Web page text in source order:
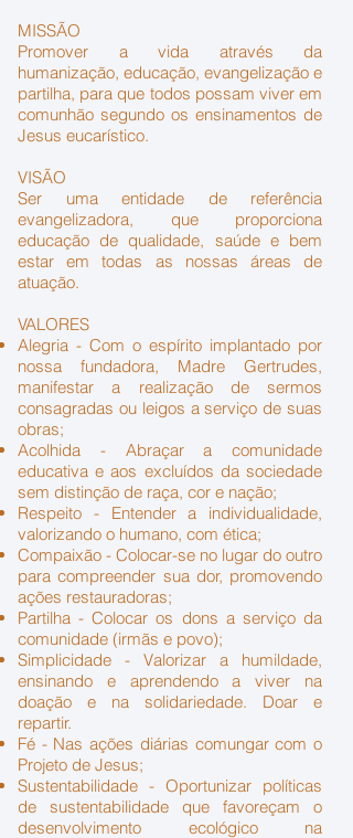
MISSÃO
Promover a vida através da
humanização, educação, evangelização e
partilha, para que todos possam viver em
comunhão segundo os ensinamentos de
Jesus eucarístico.
VISÃO
Ser uma entidade de referência
evangelizadora, que proporciona
educação de qualidade, saúde e bem
estar em todas as nossas áreas de
atuação.
VALORES
Alegria - Com o espírito implantado por
nossa fundadora, Madre Gertrudes,
manifestar a realização de sermos
consagradas ou leigos a serviço de suas
obras;
Acolhida - Abraçar a comunidade
educativa e aos excluídos da sociedade
sem distinção de raça, cor e nação;
Respeito - Entender a individualidade,
valorizando o humano, com ética;
Compaixão - Colocar-se no lugar do outro
para compreender sua dor, promovendo
ações restauradoras;
Partilha - Colocar os dons a serviço da
comunidade (irmãs e povo);
Simplicidade - Valorizar a humildade,
ensinando e aprendendo a viver na
doação e na solidariedade. Doar e
repartir.
Fé - Nas ações diárias comungar com o
Projeto de Jesus;
Sustentabilidade - Oportunizar políticas
de sustentabilidade que favoreçam o
desenvolvimento ecológico na